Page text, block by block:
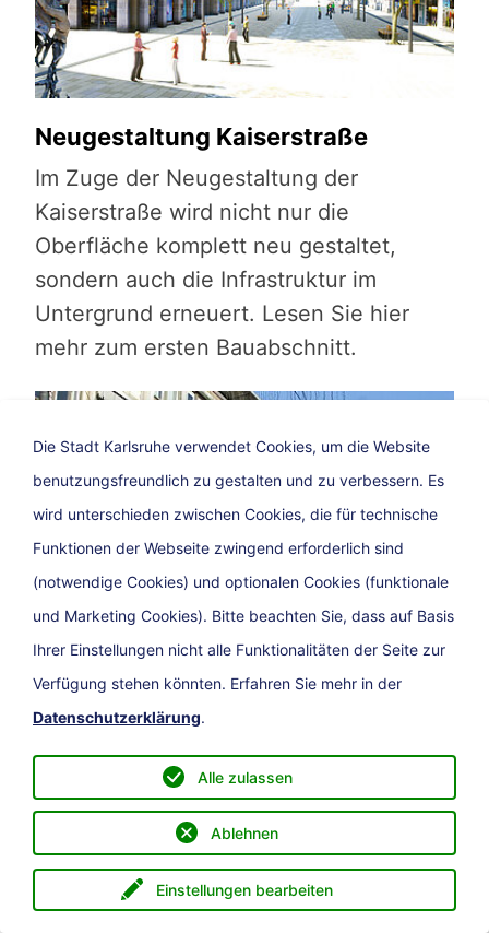
Menü eService Direkt zu Suche
Neugestaltung Kaiserstraße
Im Zuge der Neugestaltung der
Kaiserstraße wird nicht nur die
Oberfläche komplett neu gestaltet,
sondern auch die Infrastruktur im
Untergrund erneuert. Lesen Sie hier
mehr zum ersten Bauabschnitt.
Karlsruher Fastnacht
Es geht wieder los: Mit Übergabe des
Rathausschlüssel übernehmen die
Närrinnen und Narren die Macht in
Karlsruhe. Umzugsbegeisterte können
Die Stadt Karlsruhe verwendet Cookies, um die Website
benutzungsfreundlich zu gestalten und zu verbessern. Es
wird unterschieden zwischen Cookies, die für technische
Funktionen der Webseite zwingend erforderlich sind
(notwendige Cookies) und optionalen Cookies (funktionale
und Marketing Cookies). Bitte beachten Sie, dass auf Basis
Ihrer Einstellungen nicht alle Funktionalitäten der Seite zur
Verfügung stehen könnten. Erfahren Sie mehr in der
Datenschutzerklärung.
Einstellungen bearbeiten
Ablehnen
Alle zulassen